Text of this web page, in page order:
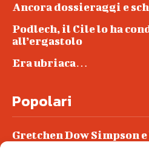
Ancora dossieraggi e
Podlech, il Cile lo ha
all’ergastolo
Era ubriaca…
Popolari
Gretchen Dow Simpson